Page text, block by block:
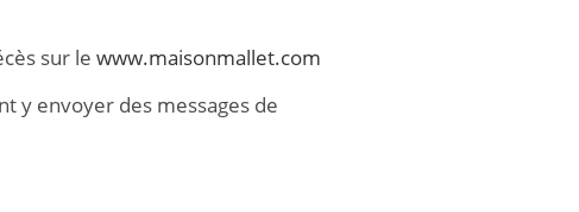
sur lewww.maisonmallet.com
y envoyer des messages de